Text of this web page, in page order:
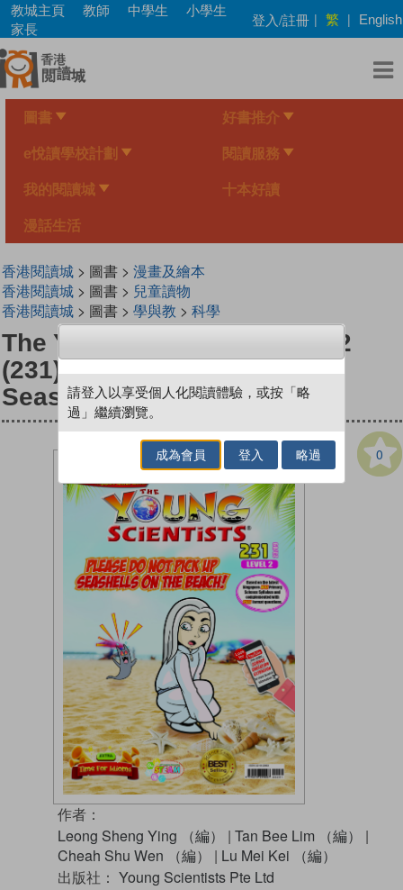
Skip
main
content
教城主頁 教師 中學生
小學生
家長
登入/註冊 | 繁 | English
圖書 好書推介
e悅讀學校計劃 閱讀服務
我的閱讀城 十本好讀
漫話生活
香港閱讀城> 圖書 > 漫畫及繪本
香港閱讀城> 圖書 > 兒童讀物
香港閱讀城> 圖書 > 學與教 > 科學
The Young Scientists Level 2
(231) Please Do Not Pick Up
Seashells On The Beach!
0
作者：
Leong Sheng Ying （編）
| Tan Bee Lim （編）
|
Cheah Shu Wen （編）
| Lu Mei Kei （編）
出版社： Young Scientists Pte Ltd
請登入以享受個人化閱讀體驗，或按「略
過」繼續瀏覽。
成為會員 登入 略過